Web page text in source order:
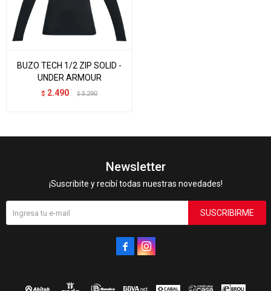
BUZO TECH 1/2 ZIP SOLID -
UNDER ARMOUR
$ 2.490 $ 3.290
Newsletter
¡Suscribite y recibí todas nuestras novedades!
SUSCRIBIRME
 